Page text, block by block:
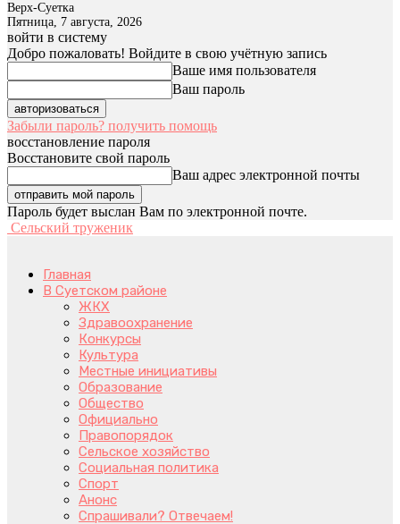
Верх-Суетка
Пятница, 7 августа, 2026
войти в систему
Добро пожаловать! Войдите в свою учётную запись
Ваше имя пользователя
Ваш пароль
Забыли пароль? получить помощь
восстановление пароля
Восстановите свой пароль
Ваш адрес электронной почты
Пароль будет выслан Вам по электронной почте.
Сельский труженик
Главная
В Суетском районе
ЖКХ
Здравоохранение
Конкурсы
Культура
Местные инициативы
Образование
Общество
Официально
Правопорядок
Сельское хозяйство
Социальная политика
Спорт
Анонс
Спрашивали? Отвечаем!